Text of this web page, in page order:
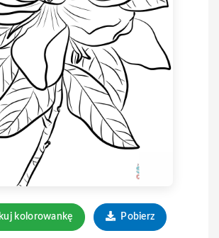
kolorowankę Pobierz